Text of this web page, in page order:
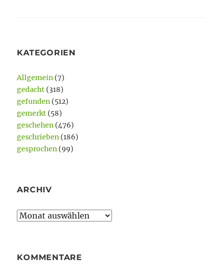
KATEGORIEN
Allgemein (7)
gedacht (318)
gefunden (512)
gemerkt (58)
geschehen (476)
geschrieben (186)
gesprochen (99)
ARCHIV
Archiv
KOMMENTARE